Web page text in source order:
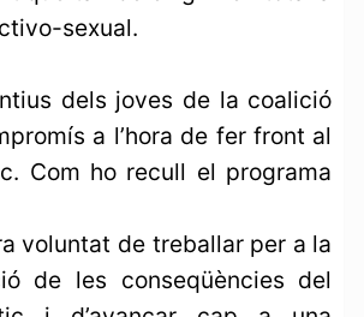
sexual.
dels joves de la coalició
a l’hora de fer front al
Com ho recull el programa
voluntat de treballar per a la
de les conseqüències del